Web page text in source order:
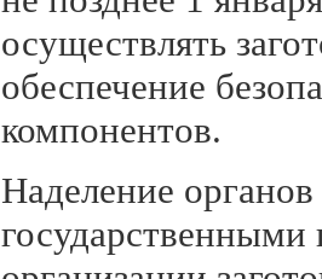
осуществлять
обеспечение
компонентов.
Наделение